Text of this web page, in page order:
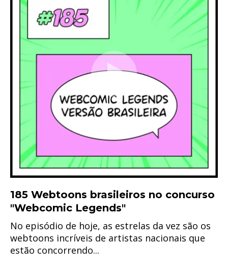
185 Webtoons brasileiros no concurso
"Webcomic Legends"
No episódio de hoje, as estrelas da vez são os
webtoons incríveis de artistas nacionais que
estão concorrendo...